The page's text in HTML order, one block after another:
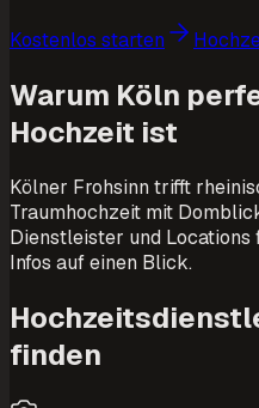
Kostenlos starten
Warum Köln
Hochzeit ist
Kölner Frohsinn trifft
Traumhochzeit mit
Dienstleister und
Infos auf einen Blick.
finden